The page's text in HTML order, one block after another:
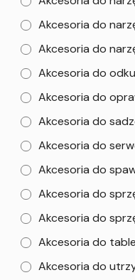
Akcesoria do
Akcesoria do
Akcesoria do
Akcesoria do
Akcesoria do
Akcesoria do
Akcesoria do
Akcesoria do
Akcesoria do
Akcesoria do
Akcesoria do